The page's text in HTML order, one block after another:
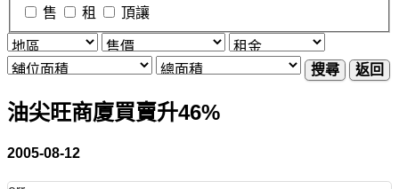
售 租 頂讓
搜尋 返回
油尖旺商廈買賣升46%
2005-08-12